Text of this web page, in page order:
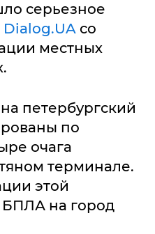
серьезное
Dialog.UA со
местных
петербургский
по
очага
терминале.
этой
на город